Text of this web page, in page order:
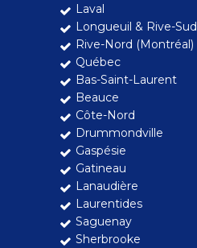
Laval
Longueuil & Rive-Sud
Rive-Nord (Montréal)
Québec
Bas-Saint-Laurent
Beauce
Côte-Nord
Drummondville
Gaspésie
Gatineau
Lanaudière
Laurentides
Saguenay
Sherbrooke